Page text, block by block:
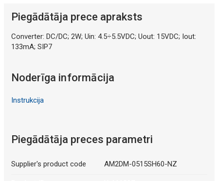
Piegādātāja prece apraksts
Converter: DC/DC; 2W; Uin: 4.5÷5.5VDC; Uout: 15VDC; Iout:
133mA; SIP7
Noderīga informācija
Instrukcija
Piegādātāja preces parametri
Supplier's product code AM2DM-0515SH60-NZ